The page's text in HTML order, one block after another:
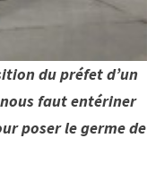
du préfet d’un
faut entériner
poser le germe de